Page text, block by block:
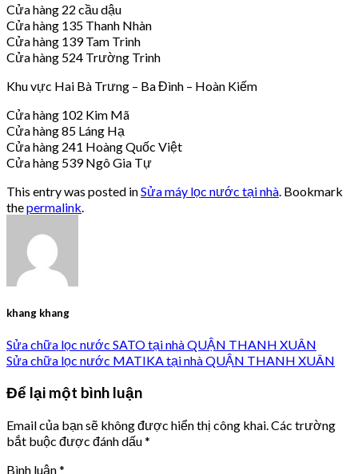
Cửa hàng 22 cầu dậu
Cửa hàng 135 Thanh Nhàn
Cửa hàng 139 Tam Trinh
Cửa hàng 524 Trường Trinh
Khu vực Hai Bà Trưng – Ba Đình – Hoàn Kiếm
Cửa hàng 102 Kim Mã
Cửa hàng 85 Láng Hạ
Cửa hàng 241 Hoàng Quốc Việt
Cửa hàng 539 Ngô Gia Tự
This entry was posted inSửa máy lọc nước tại nhà . Bookmark
thepermalink
khang khang
Sửa chữa lọc nước SATO tại nhà QUẬN THANH XUÂN
Sửa chữa lọc nước MATIKA tại nhà QUẬN THANH XUÂN
Để lại một bình luận
Email của bạn sẽ không được hiển thị công khai. Các trường
bắt buộc được đánh dấu*
Bình luận*